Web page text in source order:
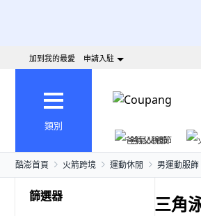
加到我的最愛 申請入駐
類別
爸氣父親節
酷澎首頁 火箭跨境 運動休閒 男運動服飾
篩選器 三角